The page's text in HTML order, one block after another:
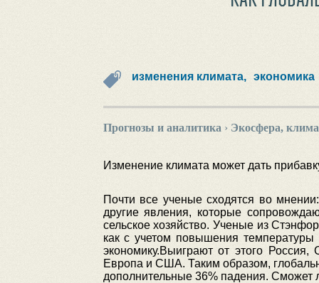
изменения климата, экономика
Прогнозы и аналитика › Экосфера,
Изменение климата может дать
Почти все ученые сходятся во
другие явления, которые
сельское хозяйство. Ученые из
как с учетом повышения
экономику.Выиграют от этого
Европа и США. Таким образом,
дополнительные 36% падения. Сможет